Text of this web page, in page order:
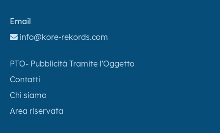
Email
info@kore-rekords.com
PTO- Pubblicità Tramite l'Oggetto
Contatti
Chi siamo
Area riservata